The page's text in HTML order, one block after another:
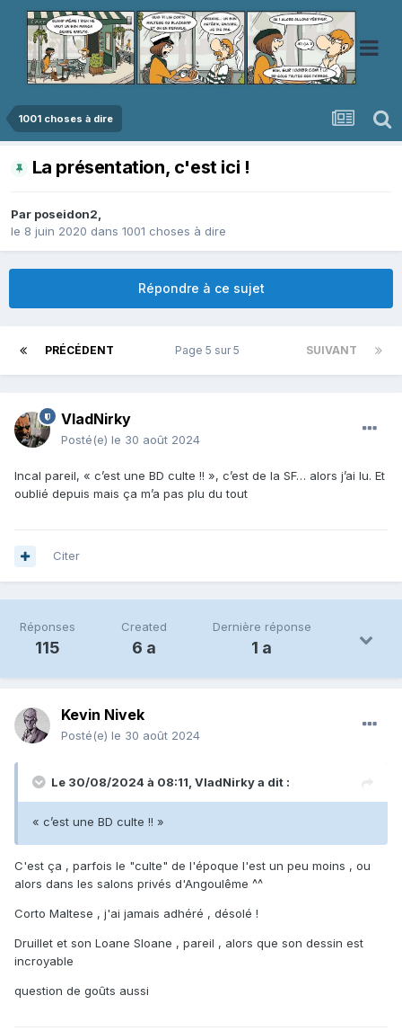
1001 choses à dire
La présentation, c'est ici !
Par poseidon2,
le 8 juin 2020 dans 1001 choses à dire
Répondre à ce sujet
PRÉCÉDENT SUIVANT
Page 5 sur 5
VladNirky
Posté(e) le 30 août 2024
Incal pareil, « c’est une BD culte !! », c’est de la SF… alors j’ai lu. Et
oublié depuis mais ça m’a pas plu du tout
Citer
Réponses
115
Created
6 a
Dernière réponse
1 a
Kevin Nivek
Posté(e) le 30 août 2024
Le 30/08/2024 à 08:11, VladNirkya dit :
« c’est une BD culte !! »
C'est ça , parfois le "culte" de l'époque l'est un peu moins , ou
alors dans les salons privés d'Angoulême ^^
Corto Maltese , j'ai jamais adhéré , désolé !
Druillet et son Loane Sloane , pareil , alors que son dessin est
incroyable
question de goûts aussi